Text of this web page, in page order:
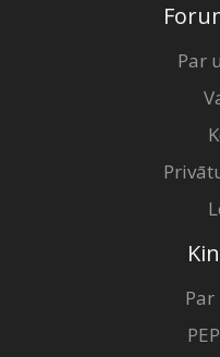
Par